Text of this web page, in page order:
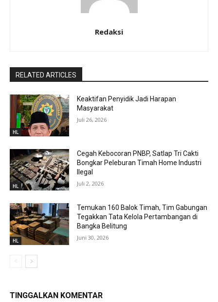
Redaksi
RELATED ARTICLES
HL
Keaktifan Penyidik Jadi Harapan
Masyarakat
Juli 26, 2026
HL
Cegah Kebocoran PNBP, Satlap Tri Cakti
Bongkar Peleburan Timah Home Industri
Ilegal
Juli 2, 2026
HL
Temukan 160 Balok Timah, Tim Gabungan
Tegakkan Tata Kelola Pertambangan di
Bangka Belitung
Juni 30, 2026
TINGGALKAN KOMENTAR